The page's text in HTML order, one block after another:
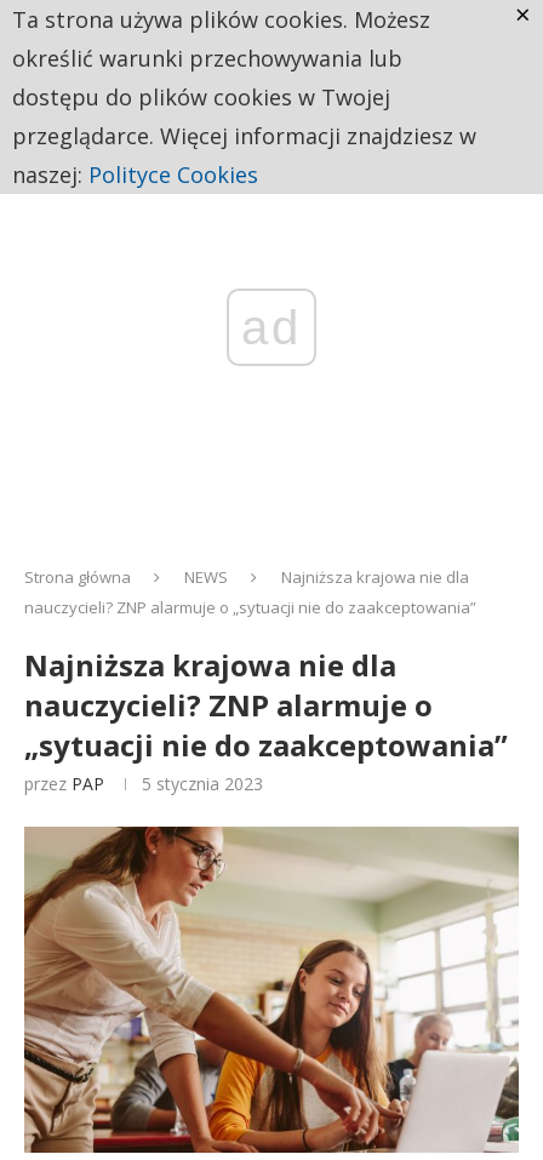
ad
Strona główna NEWS
Najniższa krajowa nie dla
nauczycieli? ZNP alarmuje o „sytuacji nie do zaakceptowania”
Najniższa krajowa nie dla
nauczycieli? ZNP alarmuje o
„sytuacji nie do zaakceptowania”
przez PAP 5 stycznia 2023
Ta strona używa plików cookies. Możesz
określić warunki przechowywania lub
dostępu do plików cookies w Twojej
przeglądarce. Więcej informacji znajdziesz w
naszej: Polityce Cookies
×